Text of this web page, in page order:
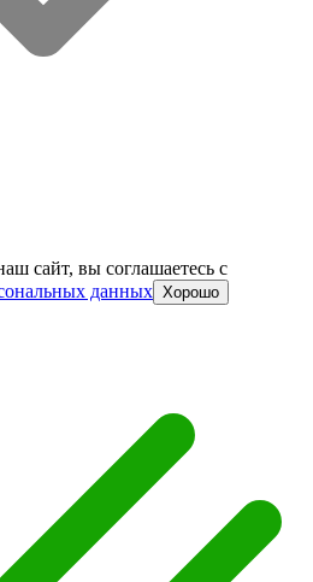
сайт, вы соглашаетесь c
данных Хорошо